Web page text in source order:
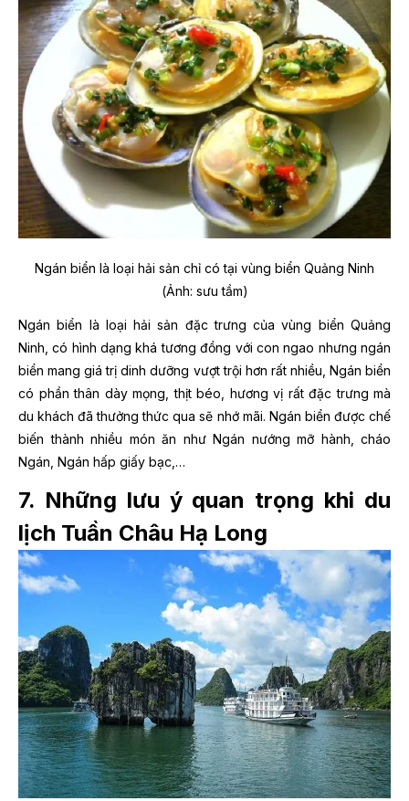
Ngán biển là loại hải sản chỉ có tại vùng biển Quảng Ninh
(Ảnh: sưu tầm)
Ngán biển là loại hải sản đặc trưng của vùng biển Quảng
Ninh, có hình dạng khá tương đồng với con ngao nhưng ngán
biển mang giá trị dinh dưỡng vượt trội hơn rất nhiều, Ngán biển
có phần thân dày mọng, thịt béo, hương vị rất đặc trưng mà
du khách đã thưởng thức qua sẽ nhớ mãi. Ngán biển được chế
biến thành nhiều món ăn như Ngán nướng mỡ hành, cháo
Ngán, Ngán hấp giấy bạc,…
7. Những lưu ý quan trọng khi du
lịch Tuần Châu Hạ Long